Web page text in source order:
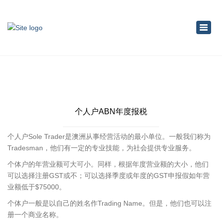
个人户ABN年度报税
个人户Sole Trader是澳洲从事经营活动的最小单位。一般我们称为
Tradesman，他们有一定的专业技能，为社会提供专业服务。
个体户的年营业额可大可小。同样，根据年度营业额的大小，他们
可以选择注册GST或不；可以选择季度或年度的GST申报假如年营
业额低于$75000。
个体户一般是以自己的姓名作Trading Name。但是，他们也可以注
册一个商业名称。